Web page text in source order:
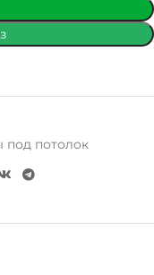
потолок